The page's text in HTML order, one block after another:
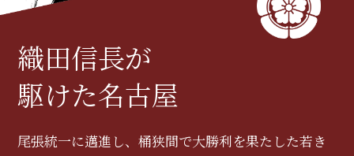
織田信長が
駆けた名古屋
尾張統一に邁進し、桶狭間で大勝利を果たした若き